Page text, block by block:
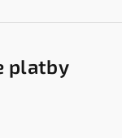
platby